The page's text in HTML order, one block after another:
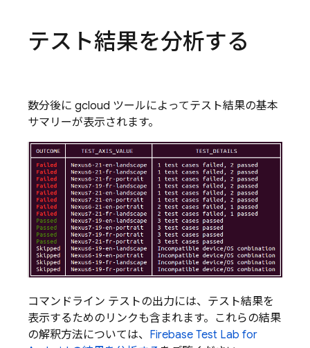
テスト結果を分析する
数分後に gcloud ツールによってテスト結果の基本
サマリーが表示されます。
コマンドライン テストの出力には、テスト結果を
表示するためのリンクも含まれます。これらの結果
の解釈方法については、 Firebase Test Lab for